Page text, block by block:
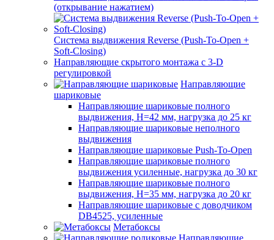
(открывание нажатием)
Система выдвижения Reverse (Push-To-Open +
Soft-Closing)
Направляющие скрытого монтажа с 3-D
регулировкой
Направляющие
шариковые
Направляющие шариковые полного
выдвижения, H=42 мм, нагрузка до 25 кг
Направляющие шариковые неполного
выдвижения
Направляющие шариковые Push-To-Open
Направляющие шариковые полного
выдвижения усиленные, нагрузка до 30 кг
Направляющие шариковые полного
выдвижения, H=35 мм, нагрузка до 20 кг
Направляющие шариковые с доводчиком
DB4525, усиленные
Метабоксы
Направляющие